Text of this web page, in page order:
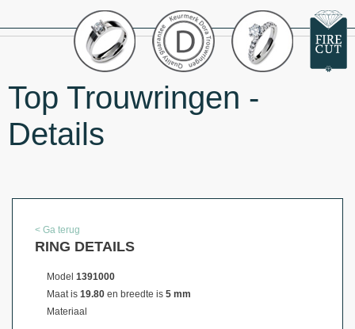
Top Trouwringen -
Details
< Ga terug
RING DETAILS
Model 1391000
Maat is 19.80 en breedte is 5 mm
Materiaal